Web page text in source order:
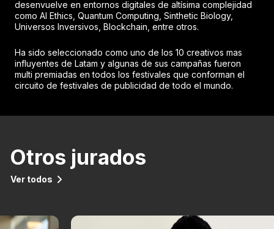
desenvuelve en entornos digitales de altísima complejidad
como AI Ethics, Quantum Computing, Sinthetic Biology,
Universos Inversivos, Blockchain, entre otros.
Ha sido seleccionado como uno de los 10 creativos mas
influyentes de Latam y algunas de sus campañas fueron
multi premiadas en todos los festivales que conforman el
circuito de festivales de publicidad de todo el mundo.
Otros jurados
Ver todos